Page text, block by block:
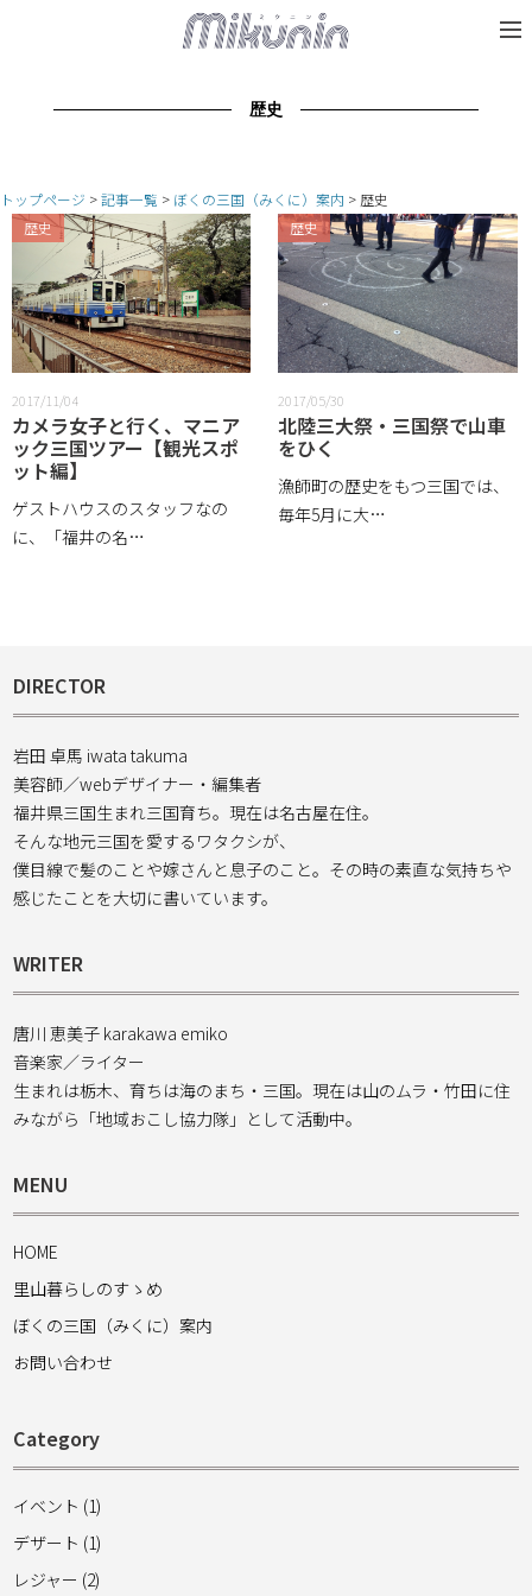
歴史
トップページ 記事一覧 ぼくの三国（みくに）案内
歴史
歴史
2017/11/04
カメラ女子と行く、マニア
ック三国ツアー【観光スポ
ット編】
ゲストハウスのスタッフなの
に、「福井の名…
歴史
2017/05/30
北陸三大祭・三国祭で山車
をひく
漁師町の歴史をもつ三国では、
毎年5月に大…
DIRECTOR
岩田 卓馬 iwata takuma
美容師／webデザイナー・編集者
福井県三国生まれ三国育ち。現在は名古屋在住。
そんな地元三国を愛するワタクシが、
僕目線で髪のことや嫁さんと息子のこと。その時の素直な気持ちや
感じたことを大切に書いています。
WRITER
唐川 恵美子 karakawa emiko
音楽家／ライター
生まれは栃木、育ちは海のまち・三国。現在は山のムラ・竹田に住
みながら「地域おこし協力隊」として活動中。
MENU
HOME
里山暮らしのすゝめ
ぼくの三国（みくに）案内
お問い合わせ
Category
イベント (1)
デザート (1)
レジャー (2)